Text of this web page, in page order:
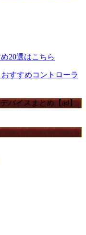
20選はこちら
すすめコントローラ
バイスまとめ【ad】